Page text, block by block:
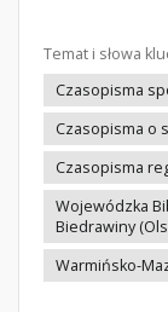
Temat i słowa
Czasopisma
Czasopisma o
Czasopisma
Wojewódzka
Biedrawiny
Warmińsko-